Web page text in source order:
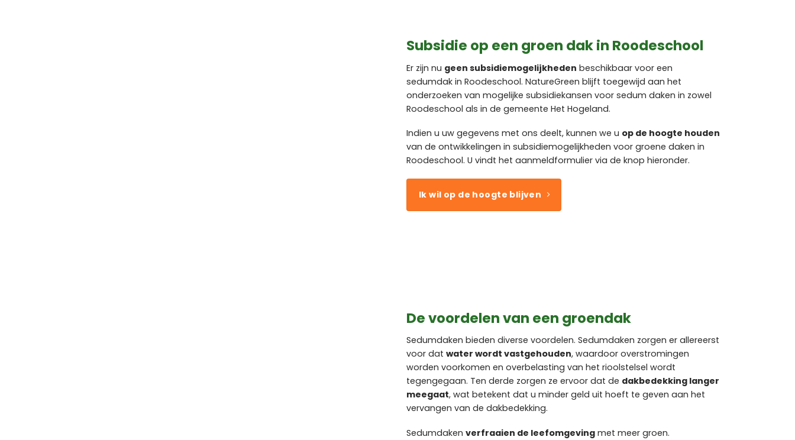
Subsidie op een groen dak in Roodeschool
Er zijn nu geen subsidiemogelijkheden beschikbaar voor een
sedumdak in Roodeschool. NatureGreen blijft toegewijd aan het
onderzoeken van mogelijke subsidiekansen voor sedum daken in zowel
Roodeschool als in de gemeente Het Hogeland.
Indien u uw gegevens met ons deelt, kunnen we u op de hoogte houden
van de ontwikkelingen in subsidiemogelijkheden voor groene daken in
Roodeschool. U vindt het aanmeldformulier via de knop hieronder.
Ik wil op de hoogte blijven
De voordelen van een groendak
Sedumdaken bieden diverse voordelen. Sedumdaken zorgen er allereerst
voor dat water wordt vastgehouden, waardoor overstromingen
worden voorkomen en overbelasting van het rioolstelsel wordt
tegengegaan. Ten derde zorgen ze ervoor dat de dakbedekking langer
meegaat, wat betekent dat u minder geld uit hoeft te geven aan het
vervangen van de dakbedekking.
Sedumdaken verfraaien de leefomgeving met meer groen.